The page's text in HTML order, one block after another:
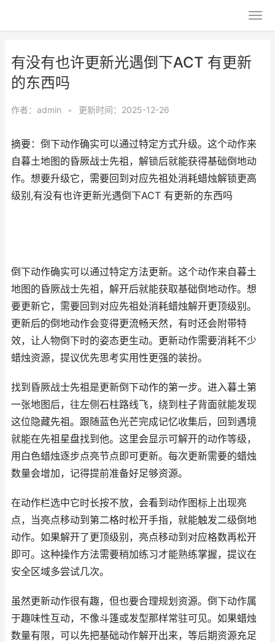
有没有也许更新光遇倒下ACT 有更新
的东西吗
作者： admin • 更新时间：2025-12-26
摘要：倒下动作确实可以通过特定方式升级。这个动作来
自暮土地图的昏厥战士先祖，解锁后就能获得基础倒地动
作。想要升级它，需要回到对应先祖处消耗蜡烛解锁更高
级别,有没有也许更新光遇倒下ACT 有更新的东西吗
倒下动作确实可以通过特定方法更新。这个动作来自暮土
地图的昏厥战士先祖，解开后就能获取基础倒地动作。想
要更新它，需要回到对应先祖处消耗蜡烛解开更顶级别。
更新后的倒地动作会变得更流畅天然，有时还会附带特
效，让人物倒下时的姿态更生动。更新动作需要消耗不少
蜡烛资源，提议优先思考实用性更强的装扮。
找到昏厥战士先祖是更新倒下动作的第一步。进入暮土第
一张地图后，往左侧石柱路线飞，绕到柱子背面就能发现
这位隐藏先祖。跟随蓝色光芒完成记忆收集后，回到遇境
就能在先祖星盘找到他。这里会显示可解开的动作等级，
用白色蜡烛逐步点亮节点即可更新。每次更新需要的蜡烛
数量会增加，记得提前准备好足够资源。
在动作栏选中它时长按不放，会看到动作图标上出现亮
点，当亮点移动到第二格时松开手指，就能触发二级倒地
动作。如果解开了更顶级别，亮点移动到对应格数再松开
即可。这种操作方法需要稍加练习才能熟练掌握，提议在
安全区域多尝试几次。
虽然更新动作很有趣，但也要合理规划资源。倒下动作属
于趣味性互动，不像斗篷或发型那样常驻可见。如果蜡烛
数量有限，可以先把基础动作解开出来，等后期资源充足